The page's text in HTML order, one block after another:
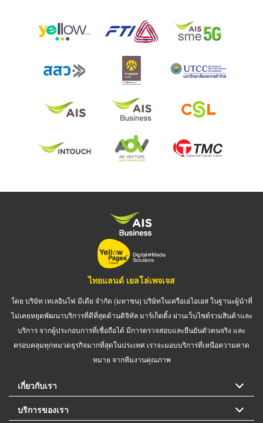
ไทยแลนด์ เยลโล่เพจเจส
โดย บริษัท เทเลอินโฟ มีเดีย จำกัด (มหาชน) บริษัทในเครือเอไอเอส ในฐานะผู้นำที่
ไม่เคยหยุดพัฒนาบริการที่ดีที่สุดด้านดิจิทัล มาร์เก็ตติ้ง ผ่านเว็บไซต์รวมสินค้าและ
บริการ จากผู้ประกอบการที่เชื่อถือได้ มีการตรวจสอบและยืนยันตัวตนจริง และ
ครอบคลุมทุกหมวดธุรกิจมากที่สุดในประเทศ เราจะมอบบริการที่เหนือความคาด
หมาย จากทีมงานคุณภาพ
เกี่ยวกับเรา
บริการของเรา